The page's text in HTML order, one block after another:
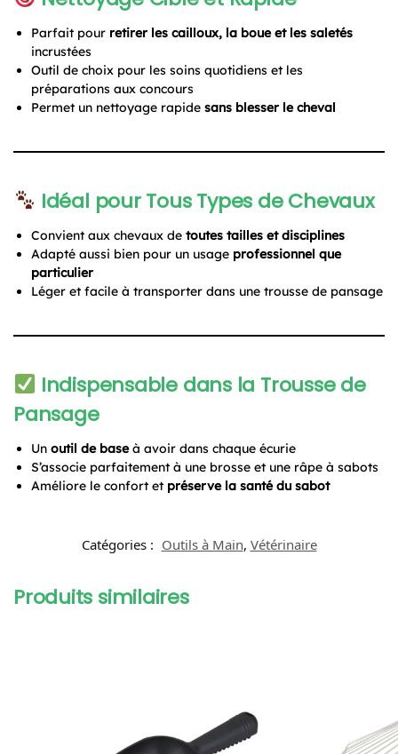
Parfait pour retirer les cailloux, la boue et les saletés
incrustées
Outil de choix pour les soins quotidiens et les
préparations aux concours
Permet un nettoyage rapide sans blesser le cheval
Idéal pour Tous Types de Chevaux
Convient aux chevaux de toutes tailles et disciplines
Adapté aussi bien pour un usage professionnel que
particulier
Léger et facile à transporter dans une trousse de pansage
Indispensable dans la Trousse de
Pansage
Un outil de baseà avoir dans chaque écurie
S’associe parfaitement à une brosse et une râpe à sabots
Améliore le confort et préserve la santé du sabot
Catégories : Outils à Main, Vétérinaire
Produits similaires